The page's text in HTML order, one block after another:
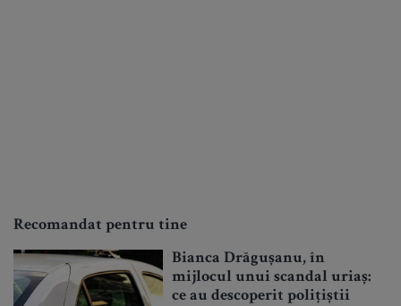
Recomandat pentru tine
Bianca Drăgușanu, în
mijlocul unui scandal uriaș:
ce au descoperit polițiștii